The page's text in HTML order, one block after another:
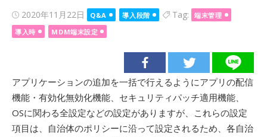
Posted
on
2020年11月22日 Q&A 導入段階 Tag:
端末管理
導入時
MDM端末設定
アプリケーションの追加を一括で行えるようにアプリの配信
機能・有効化無効化機能、セキュリティパッチ適用機能、
OSに関わる全設定などの設定がありますが、これらの設定
項目は、自治体のポリシーに沿って設定されるため、各自治